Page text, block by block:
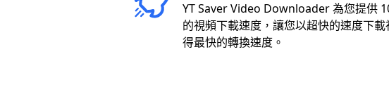
YT Saver Video Downloader 為您提供
的視頻下載速度，讓您以超快的速度下
得最快的轉換速度。